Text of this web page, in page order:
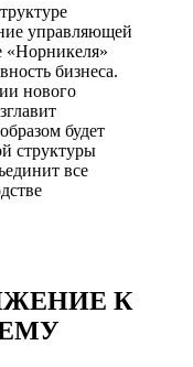
управляющей
«Норникеля»
бизнеса.
нового
будет
структуры
все
К